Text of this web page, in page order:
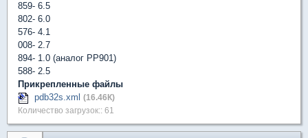
859- 6.5
802- 6.0
576- 4.1
008- 2.7
894- 1.0 (аналог РР901)
588- 2.5
Прикрепленные файлы
pdb32s.xml
(16.46К)
Количество загрузок:: 61